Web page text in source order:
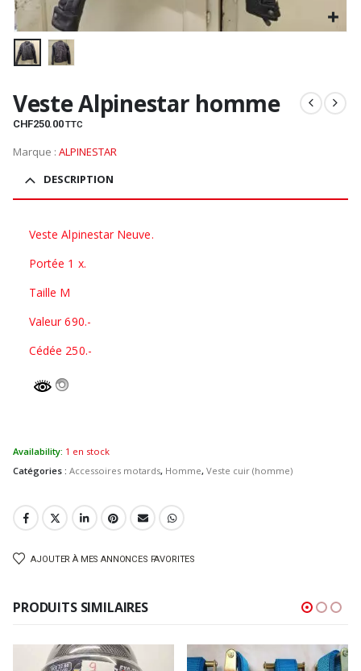
Veste Alpinestar homme
CHF250.00TTC
Marque : ALPINESTAR
DESCRIPTION
Veste Alpinestar Neuve.
Portée 1 x.
Taille M
Valeur 690.-
Cédée 250.-
Availability: 1 en stock
Catégories : Accessoires motards, Homme, Veste cuir (homme)
AJOUTER À MES ANNONCES FAVORITES
PRODUITS SIMILAIRES